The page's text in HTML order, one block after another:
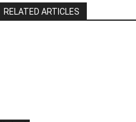
RELATED ARTICLES